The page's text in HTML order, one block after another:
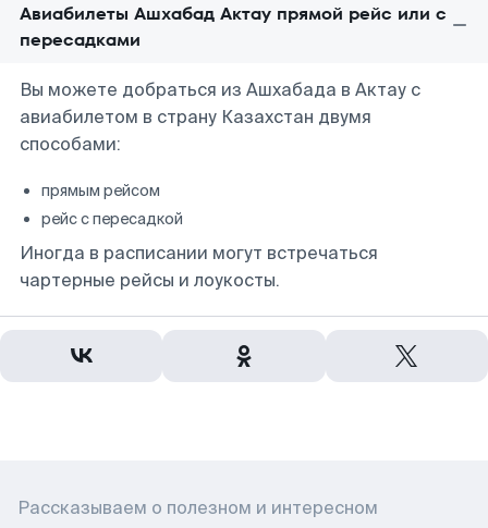
Авиабилеты Ашхабад Актау прямой рейс или с
пересадками
Вы можете добраться из Ашхабада в Актау с
авиабилетом в страну Казахстан двумя
способами:
прямым рейсом
рейс с пересадкой
Иногда в расписании могут встречаться
чартерные рейсы и лоукосты.
Рассказываем о полезном и интересном